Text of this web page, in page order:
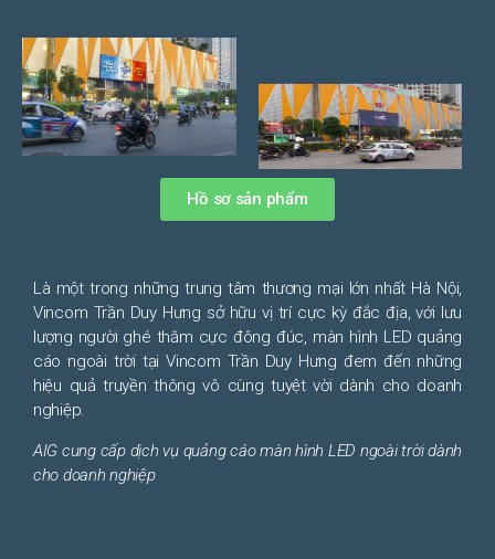
Hồ sơ sản phẩm
Là một trong những trung tâm thương mại lớn nhất Hà Nội,
Vincom Trần Duy Hưng sở hữu vị trí cực kỳ đắc địa, với lưu
lượng người ghé thăm cực đông đúc, màn hình LED quảng
cáo ngoài trời tại Vincom Trần Duy Hưng đem đến những
hiệu quả truyền thông vô cùng tuyệt vời dành cho doanh
nghiệp.
AIG cung cấp dịch vụ quảng cáo màn hình LED ngoài trời dành
cho doanh nghiệp